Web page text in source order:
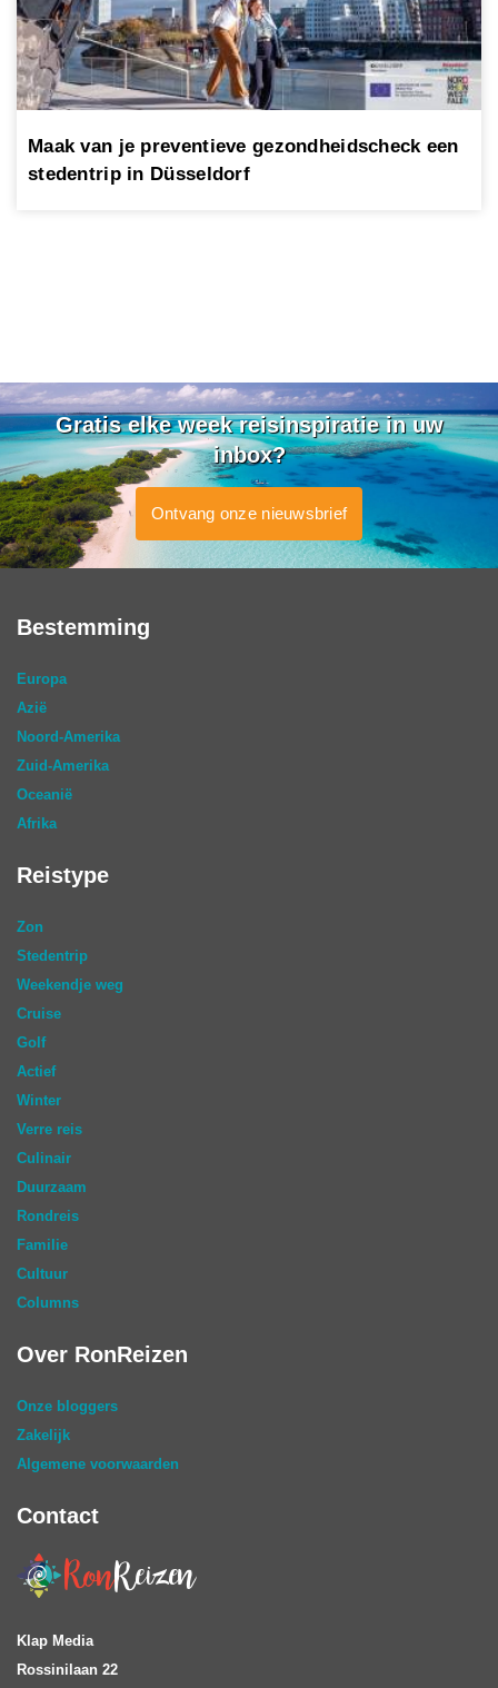
Maak van je preventieve gezondheidscheck een
stedentrip in Düsseldorf
Gratis elke week reisinspiratie in uw
inbox?
Ontvang onze nieuwsbrief
Bestemming
Europa
Azië
Noord-Amerika
Zuid-Amerika
Oceanië
Afrika
Reistype
Zon
Stedentrip
Weekendje weg
Cruise
Golf
Actief
Winter
Verre reis
Culinair
Duurzaam
Rondreis
Familie
Cultuur
Columns
Over RonReizen
Onze bloggers
Zakelijk
Algemene voorwaarden
Contact
Klap Media
Rossinilaan 22